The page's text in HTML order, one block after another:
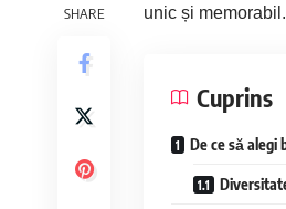
SHARE
unic și memorabil.
Cuprins
De ce să alegi